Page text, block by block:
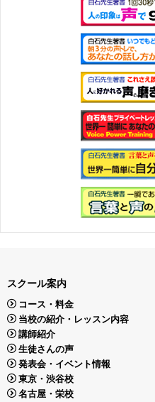
スクール案内
コース・料金
当校の紹介・レッスン内容
講師紹介
生徒さんの声
発表会・イベント情報
東京・渋谷校
名古屋・栄校